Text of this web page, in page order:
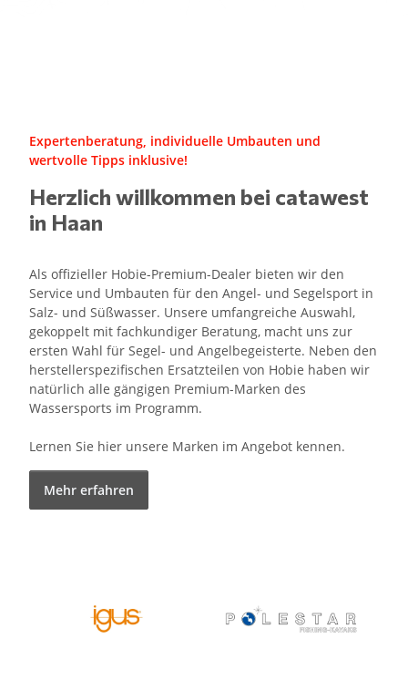
Expertenberatung, individuelle Umbauten und
wertvolle Tipps inklusive!
Herzlich willkommen bei catawest
in Haan
Als offizieller Hobie-Premium-Dealer bieten wir den
Service und Umbauten für den Angel- und Segelsport in
Salz- und Süßwasser. Unsere umfangreiche Auswahl,
gekoppelt mit fachkundiger Beratung, macht uns zur
ersten Wahl für Segel- und Angelbegeisterte. Neben den
herstellerspezifischen Ersatzteilen von Hobie haben wir
natürlich alle gängigen Premium-Marken des
Wassersports im Programm.
Lernen Sie hier unsere Marken im Angebot kennen.
Mehr erfahren